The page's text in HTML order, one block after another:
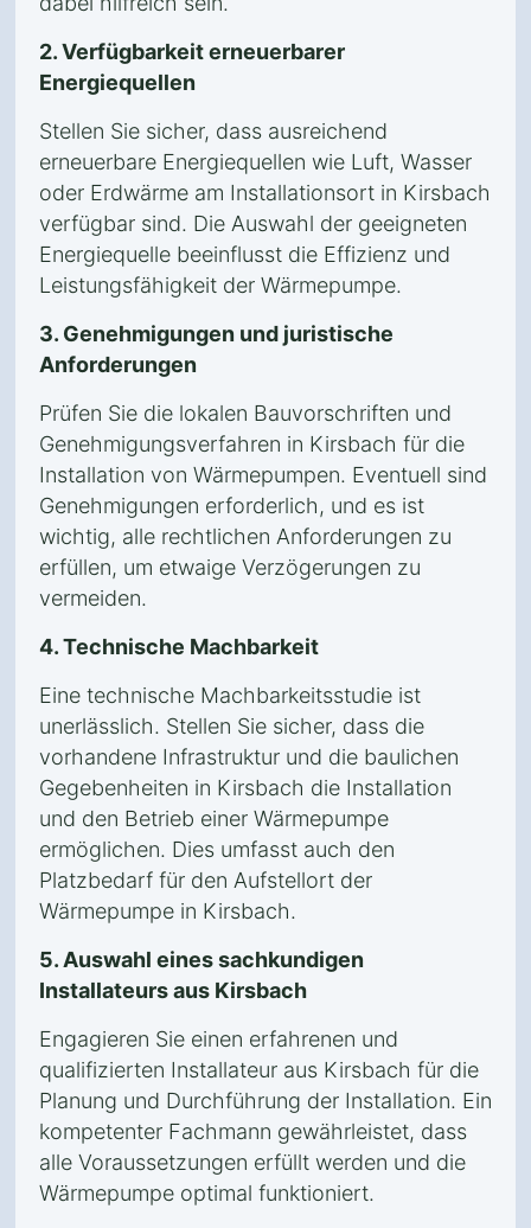
2. Verfügbarkeit erneuerbarer
Energiequellen
Stellen Sie sicher, dass ausreichend
erneuerbare Energiequellen wie Luft, Wasser
oder Erdwärme am Installationsort in Kirsbach
verfügbar sind. Die Auswahl der geeigneten
Energiequelle beeinflusst die Effizienz und
Leistungsfähigkeit der Wärmepumpe.
3. Genehmigungen und juristische
Anforderungen
Prüfen Sie die lokalen Bauvorschriften und
Genehmigungsverfahren in Kirsbach für die
Installation von Wärmepumpen. Eventuell sind
Genehmigungen erforderlich, und es ist
wichtig, alle rechtlichen Anforderungen zu
erfüllen, um etwaige Verzögerungen zu
vermeiden.
4. Technische Machbarkeit
Eine technische Machbarkeitsstudie ist
unerlässlich. Stellen Sie sicher, dass die
vorhandene Infrastruktur und die baulichen
Gegebenheiten in Kirsbach die Installation
und den Betrieb einer Wärmepumpe
ermöglichen. Dies umfasst auch den
Platzbedarf für den Aufstellort der
Wärmepumpe in Kirsbach.
5. Auswahl eines sachkundigen
Installateurs aus Kirsbach
Engagieren Sie einen erfahrenen und
qualifizierten Installateur aus Kirsbach für die
Planung und Durchführung der Installation. Ein
kompetenter Fachmann gewährleistet, dass
alle Voraussetzungen erfüllt werden und die
Wärmepumpe optimal funktioniert.